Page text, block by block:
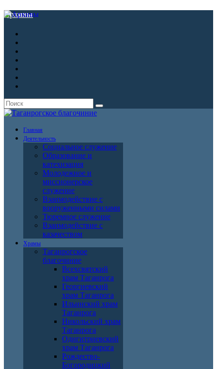
Архивы
Главная
Деятельность
Социальное служение
Образование и
катехизация
Молодежное и
миссионерское
служение
Взаимодействие с
вооруженными силами
Тюремное служение
Взаимодействие с
казачеством
Храмы
Таганрогское
благочиние
Всехсвятский
храм Таганрога
Георгиевский
храм Таганрога
Ильинский храм
Таганрога
Никольский храм
Таганрога
Одигитриевский
храм Таганрога
Рождество-
Богородицкий